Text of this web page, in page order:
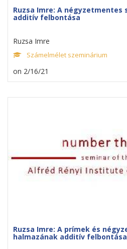
Ruzsa Imre: A négyzetmentes
additív felbontása
Ruzsa Imre
Számelmélet szeminárium
on 2/16/21
Ruzsa Imre: A prímek és
halmazának additív felbontása